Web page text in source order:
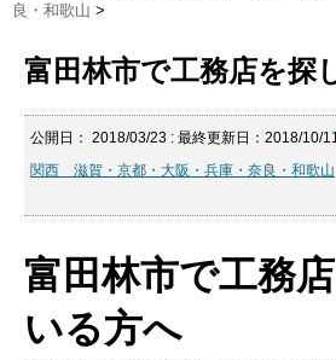
良・和歌山 >
富田林市で工務店を探
公開日： 2018/03/23 : 最終更新日：2018/10/
関西 滋賀・京都・大阪・兵庫・奈良・和歌山
富田林市で工務
いる方へ